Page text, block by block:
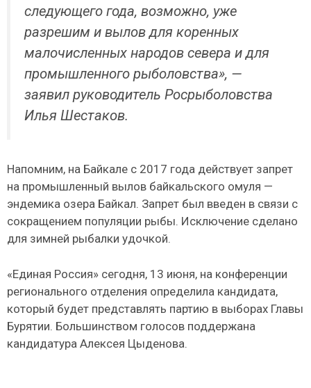
следующего года, возможно, уже
разрешим и вылов для коренных
малочисленных народов севера и для
промышленного рыболовства», —
заявил руководитель Росрыболовства
Илья Шестаков.
Напомним, на Байкале с 2017 года действует запрет
на промышленный вылов байкальского омуля —
эндемика озера Байкал. Запрет был введен в связи с
сокращением популяции рыбы. Исключение сделано
для зимней рыбалки удочкой.
«Единая Россия» сегодня, 13 июня, на конференции
регионального отделения определила кандидата,
который будет представлять партию в выборах Главы
Бурятии. Большинством голосов поддержана
кандидатура Алексея Цыденова.